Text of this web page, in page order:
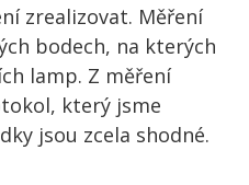
zrealizovat. Měření
bodech, na kterých
lamp. Z měření
který jsme
jsou zcela shodné.